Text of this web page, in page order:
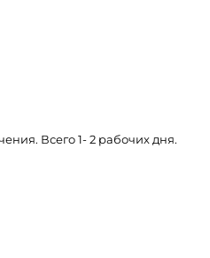
Всего 1- 2 рабочих дня.